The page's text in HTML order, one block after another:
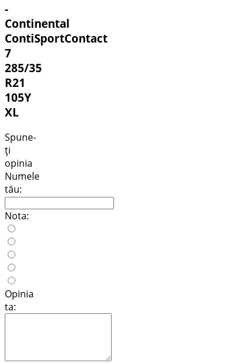
-
Continental
ContiSportContact
7
285/35
R21
105Y
XL
Spune-
ţi
opinia
Numele
tău:
Nota:
Opinia
ta: